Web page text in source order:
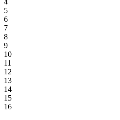
5
6
7
8
9
10
11
12
13
14
15
16